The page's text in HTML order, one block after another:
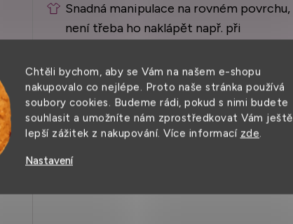
Chtěli bychom, aby se Vám na našem e-shopu
nakupovalo co nejlépe. Proto naše stránka používá
soubory cookies. Budeme rádi, pokud s nimi budete
souhlasit a umožníte nám zprostředkovat Vám ještě
lepší zážitek z nakupování. Více informací zde.
Nastavení
Snadná manipulace na rovném povrchu,
není třeba ho naklápět např. při
Při stejných rozměrech má tento kufr
větší objem, kolečka nezasahují do